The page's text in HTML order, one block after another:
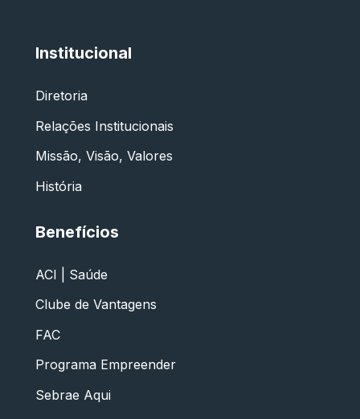
Institucional
Diretoria
Relações Institucionais
Missão, Visão, Valores
História
Benefícios
ACI | Saúde
Clube de Vantagens
FAC
Programa Empreender
Sebrae Aqui